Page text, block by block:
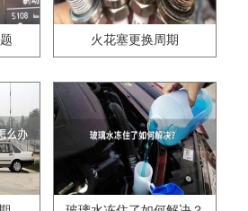
火花塞更换周期